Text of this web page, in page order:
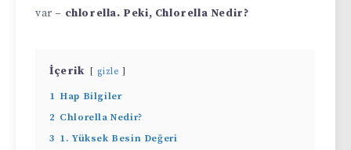
var – chlorella. Peki, Chlorella Nedir?
İçerik gizle
1 Hap Bilgiler
2 Chlorella Nedir?
3 1. Yüksek Besin Değeri